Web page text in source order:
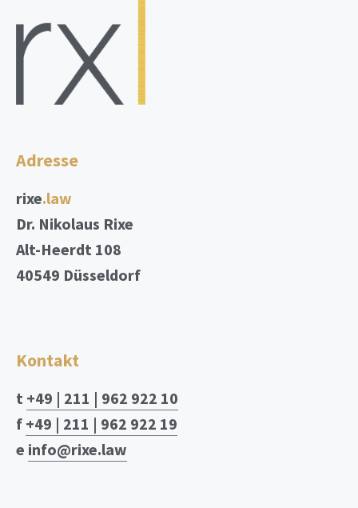
Adresse
rixe.law
Dr. Nikolaus Rixe
Alt-Heerdt 108
40549 Düsseldorf
Kontakt
t +49 | 211 | 962 922 10
f +49 | 211 | 962 922 19
e info@rixe.law